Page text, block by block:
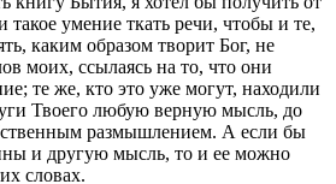
такое умение ткать речи, чтобы и те,
каким образом творит Бог, не
моих, ссылаясь на то, что они
те же, кто это уже могут, находили
Твоего любую верную мысль, до
размышлением. А если бы
и другую мысль, то и ее можно
словах.